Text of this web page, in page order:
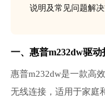
说明及常见问题解
一、惠普m232dw驱
惠普m232dw是一款高
无线连接，适用于家庭